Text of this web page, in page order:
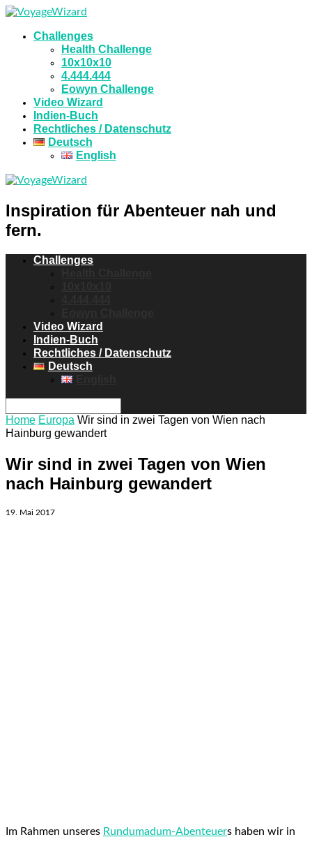
Challenges
Health Challenge
10x10x10
4.444.444
Eowyn Challenge
Video Wizard
Indien-Buch
Rechtliches / Datenschutz
Deutsch
English
Inspiration für Abenteuer nah und
fern.
Challenges
Video Wizard
Indien-Buch
Rechtliches / Datenschutz
Deutsch
Home Europa Wir sind in zwei Tagen von Wien nach
Hainburg gewandert
Wir sind in zwei Tagen von Wien
nach Hainburg gewandert
19. Mai 2017
Im Rahmen unseres Rundumadum-Abenteuers haben wir in